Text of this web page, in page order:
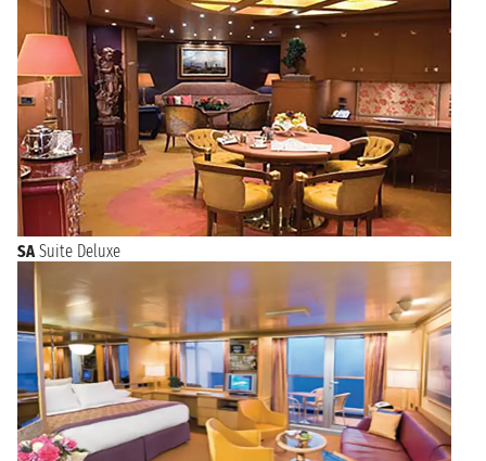
SA Suite Deluxe